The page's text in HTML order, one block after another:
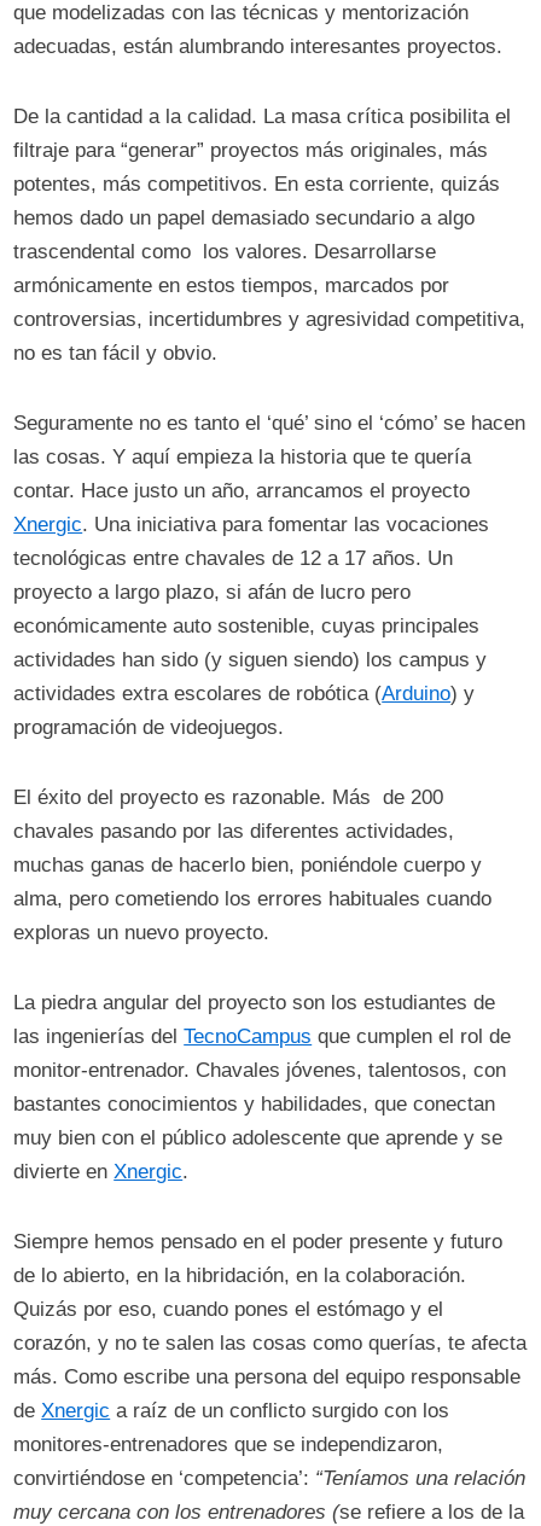
que modelizadas con las técnicas y mentorización
adecuadas, están alumbrando interesantes proyectos.
De la cantidad a la calidad. La masa crítica posibilita el
filtraje para “generar” proyectos más originales, más
potentes, más competitivos. En esta corriente, quizás
hemos dado un papel demasiado secundario a algo
trascendental como los valores. Desarrollarse
armónicamente en estos tiempos, marcados por
controversias, incertidumbres y agresividad competitiva,
no es tan fácil y obvio.
Seguramente no es tanto el ‘qué’ sino el ‘cómo’ se hacen
las cosas. Y aquí empieza la historia que te quería
contar. Hace justo un año, arrancamos el proyecto
Xnergic. Una iniciativa para fomentar las vocaciones
tecnológicas entre chavales de 12 a 17 años. Un
proyecto a largo plazo, si afán de lucro pero
económicamente auto sostenible, cuyas principales
actividades han sido (y siguen siendo) los campus y
actividades extra escolares de robótica (Arduino) y
programación de videojuegos.
El éxito del proyecto es razonable. Más de 200
chavales pasando por las diferentes actividades,
muchas ganas de hacerlo bien, poniéndole cuerpo y
alma, pero cometiendo los errores habituales cuando
exploras un nuevo proyecto.
La piedra angular del proyecto son los estudiantes de
las ingenierías delTecnoCampus que cumplen el rol de
monitor-entrenador. Chavales jóvenes, talentosos, con
bastantes conocimientos y habilidades, que conectan
muy bien con el público adolescente que aprende y se
divierte enXnergic.
Siempre hemos pensado en el poder presente y futuro
de lo abierto, en la hibridación, en la colaboración.
Quizás por eso, cuando pones el estómago y el
corazón, y no te salen las cosas como querías, te afecta
más. Como escribe una persona del equipo responsable
deXnergic a raíz de un conflicto surgido con los
monitores-entrenadores que se independizaron,
convirtiéndose en ‘competencia’: “Teníamos una relación
muy cercana con los entrenadores (se refiere a los de la